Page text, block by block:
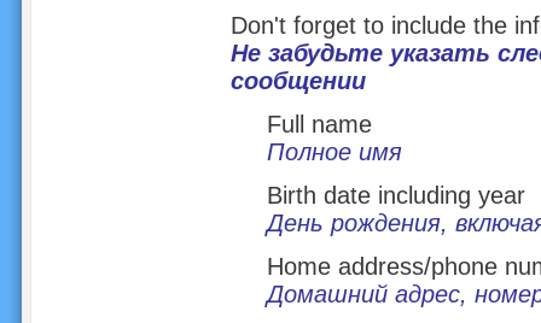
Don't forget to include the
Не забудьте указать
сообщении
Full name
Полное имя
Birth date including year
День рождения,
Home address/phone
Домашний адрес,